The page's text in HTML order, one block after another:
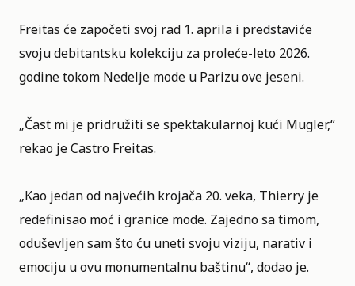
Freitas će započeti svoj rad 1. aprila i predstaviće
svoju debitantsku kolekciju za proleće-leto 2026.
godine tokom Nedelje mode u Parizu ove jeseni.
„Čast mi je pridružiti se spektakularnoj kući Mugler,“
rekao je Castro Freitas.
„Kao jedan od najvećih krojača 20. veka, Thierry je
redefinisao moć i granice mode. Zajedno sa timom,
oduševljen sam što ću uneti svoju viziju, narativ i
emociju u ovu monumentalnu baštinu“, dodao je.